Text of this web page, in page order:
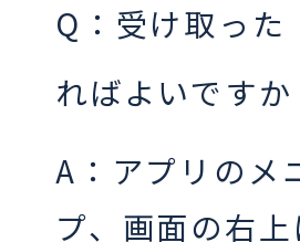
Q：受け取っ
ればよいですか
A：アプリのメ
プ、画面の右